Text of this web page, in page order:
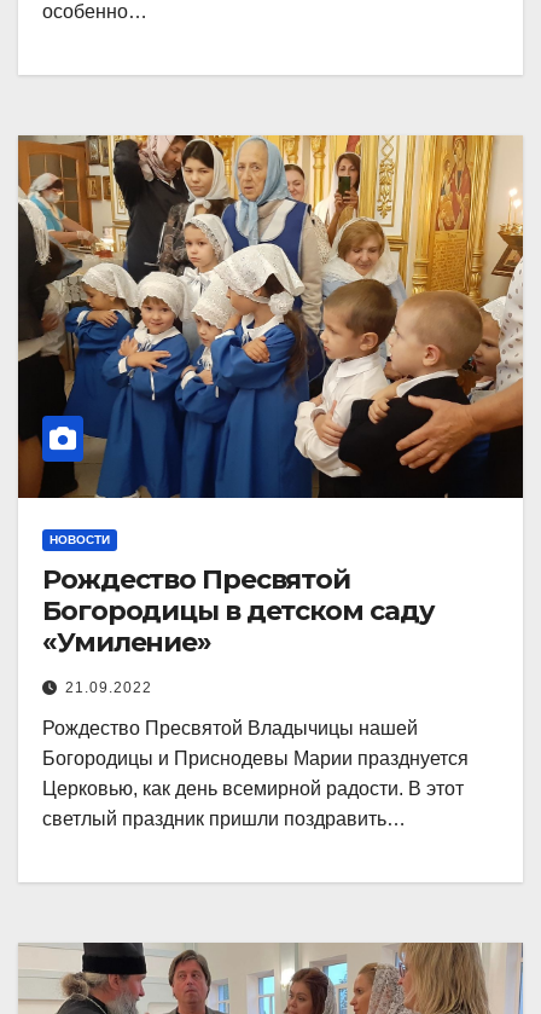
особенно…
НОВОСТИ
Рождество Пресвятой
Богородицы в детском саду
«Умиление»
21.09.2022
Рождество Пресвятой Владычицы нашей
Богородицы и Приснодевы Марии празднуется
Церковью, как день всемирной радости. В этот
светлый праздник пришли поздравить…